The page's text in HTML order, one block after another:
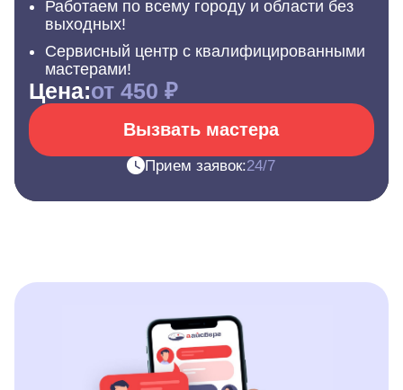
Работаем по всему городу и области без
выходных!
Сервисный центр с квалифицированными
мастерами!
Цена:от 450 ₽
Вызвать мастера
Прием заявок:24/7